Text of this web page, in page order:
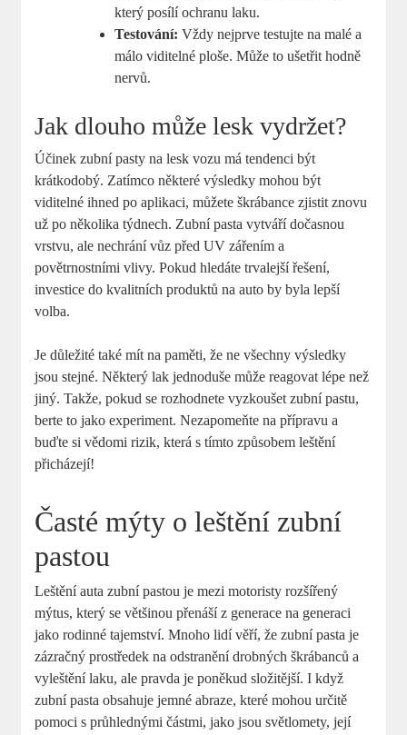
který posílí ochranu laku.
Testování: Vždy nejprve testujte na malé a
málo viditelné ploše. Může to ušetřit hodně
nervů.
Jak dlouho může lesk vydržet?
Účinek zubní pasty na lesk vozu má tendenci být
krátkodobý. Zatímco některé výsledky mohou být
viditelné ihned po aplikaci, můžete škrábance zjistit znovu
už po několika týdnech. Zubní pasta vytváří dočasnou
vrstvu, ale nechrání vůz před UV zářením a
povětrnostními vlivy. Pokud hledáte trvalejší řešení,
investice do kvalitních produktů na auto by byla lepší
volba.
Je důležité také mít na paměti, že ne všechny výsledky
jsou stejné. Některý lak jednoduše může reagovat lépe než
jiný. Takže, pokud se rozhodnete vyzkoušet zubní pastu,
berte to jako experiment. Nezapomeňte na přípravu a
buďte si vědomi rizik, která s tímto způsobem leštění
přicházejí!
Časté mýty o leštění zubní
pastou
Leštění auta zubní pastou je mezi motoristy rozšířený
mýtus, který se většinou přenáší z generace na generaci
jako rodinné tajemství. Mnoho lidí věří, že zubní pasta je
zázračný prostředek na odstranění drobných škrábanců a
vyleštění laku, ale pravda je poněkud složitější. I když
zubní pasta obsahuje jemné abraze, které mohou určitě
pomoci s průhlednými částmi, jako jsou světlomety, její